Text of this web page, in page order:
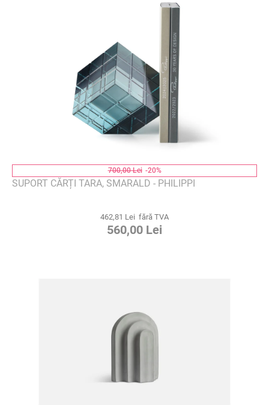
700,00 Lei -20%
SUPORT CĂRȚI TARA, SMARALD - PHILIPPI
462,81 Lei fără TVA
560,00 Lei